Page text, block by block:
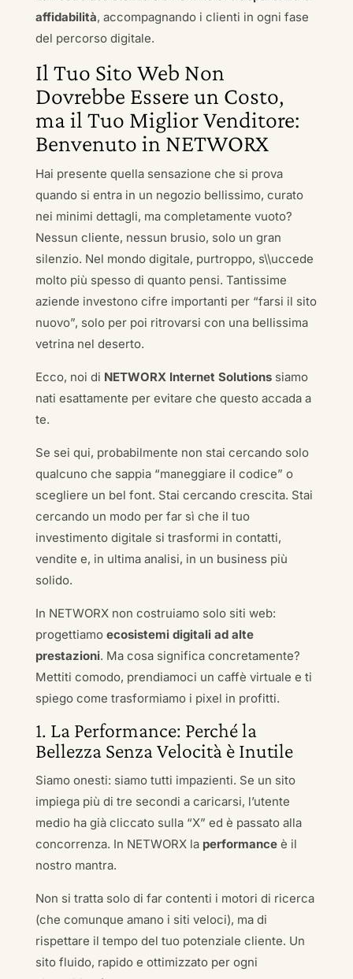
affidabilità, accompagnando i clienti in ogni fase
del percorso digitale.
Il Tuo Sito Web Non
Dovrebbe Essere un Costo,
ma il Tuo Miglior Venditore:
Benvenuto in NETWORX
Hai presente quella sensazione che si prova
quando si entra in un negozio bellissimo, curato
nei minimi dettagli, ma completamente vuoto?
Nessun cliente, nessun brusio, solo un gran
silenzio. Nel mondo digitale, purtroppo, s\\uccede
molto più spesso di quanto pensi. Tantissime
aziende investono cifre importanti per “farsi il sito
nuovo”, solo per poi ritrovarsi con una bellissima
vetrina nel deserto.
Ecco, noi di NETWORX Internet Solutionssiamo
nati esattamente per evitare che questo accada a
te.
Se sei qui, probabilmente non stai cercando solo
qualcuno che sappia “maneggiare il codice” o
scegliere un bel font. Stai cercando crescita. Stai
cercando un modo per far sì che il tuo
investimento digitale si trasformi in contatti,
vendite e, in ultima analisi, in un business più
solido.
In NETWORX non costruiamo solo siti web:
progettiamo ecosistemi digitali ad alte
prestazioni. Ma cosa significa concretamente?
Mettiti comodo, prendiamoci un caffè virtuale e ti
spiego come trasformiamo i pixel in profitti.
1. La Performance: Perché la
Bellezza Senza Velocità è Inutile
Siamo onesti: siamo tutti impazienti. Se un sito
impiega più di tre secondi a caricarsi, l’utente
medio ha già cliccato sulla “X” ed è passato alla
concorrenza. In NETWORX la performanceè il
nostro mantra.
Non si tratta solo di far contenti i motori di ricerca
(che comunque amano i siti veloci), ma di
rispettare il tempo del tuo potenziale cliente. Un
sito fluido, rapido e ottimizzato per ogni